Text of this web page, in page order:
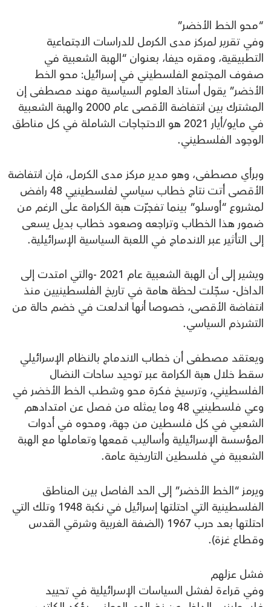
“محو الخط الأخضر”
وفي تقرير لمركز مدى الكرمل للدراسات الاجتماعية
التطبيقية، ومقره حيفا، بعنوان “الهبة الشعبية في
صفوف المجتمع الفلسطيني في إسرائيل: محو الخط
الأخضر” يقول أستاذ العلوم السياسية مهند مصطفى إن
المشترك بين انتفاضة الأقصى عام 2000 والهبة الشعبية
في مايو/أيار 2021 هو الاحتجاجات الشاملة في كل مناطق
الوجود الفلسطيني.
وبرأي مصطفى، وهو مدير مركز مدى الكرمل، فإن انتفاضة
الأقصى أتت نتاج خطاب سياسي لفلسطينيي 48 رافض
لمشروع “أوسلو” بينما تفجرّت هبة الكرامة على الرغم من
ضمور هذا الخطاب وتراجعه وصعود خطاب بديل يسعى
إلى التأثير عبر الاندماج في اللعبة السياسية الإسرائيلية.
ويشير إلى أن الهبة الشعبية عام 2021 -والتي امتدت إلى
الداخل- سجّلت لحظة هامة في تاريخ الفلسطينيين منذ
انتفاضة الأقصى، خصوصا أنها اندلعت في خضم حالة من
التشرذم السياسي.
ويعتقد مصطفى أن خطاب الاندماج بالنظام الإسرائيلي
سقط خلال هبة الكرامة عبر توحيد ساحات النضال
الفلسطيني، وترسيخ فكرة محو وشطب الخط الأخضر في
وعي فلسطينيي 48 وما يمثله من فصل عن امتدادهم
الشعبي في كل فلسطين من جهة، ومحوه في أدوات
المؤسسة الإسرائيلية وأساليب قمعها وتعاملها مع الهبة
الشعبية في فلسطين التاريخية عامة.
ويرمز “الخط الأخضر” إلى الحد الفاصل بين المناطق
الفلسطينية التي احتلتها إسرائيل في نكبة 1948 وتلك التي
احتلتها بعد حرب 1967 (الضفة الغربية وشرقي القدس
وقطاع غزة).
فشل عزلهم
وفي قراءة لفشل السياسات الإسرائيلية في تحييد